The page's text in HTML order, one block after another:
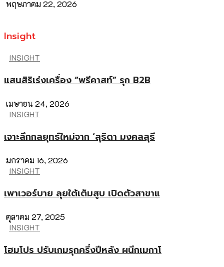
พฤษภาคม 22, 2026
Insight
INSIGHT
แสนสิริเร่งเครื่อง “พรีคาสท์” รุก B2B
เมษายน 24, 2026
INSIGHT
เจาะลึกกลยุทธ์ใหม่จาก ‘สุธิดา มงคลสุธี
มกราคม 16, 2026
INSIGHT
เพาเวอร์บาย ลุยใต้เต็มสูบ เปิดตัวสาขาแ
ตุลาคม 27, 2025
INSIGHT
โฮมโปร ปรับเกมรุกครึ่งปีหลัง ผนึกเมกาโ